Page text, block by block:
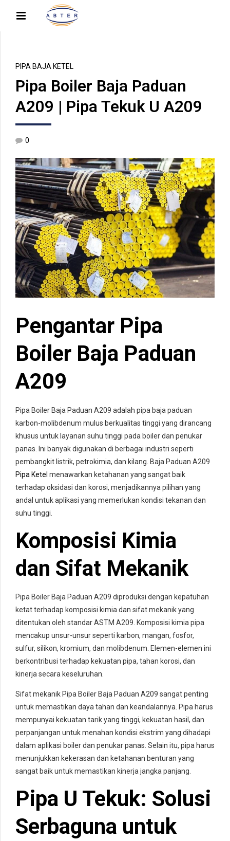
PIPA BAJA KETEL
Pipa Boiler Baja Paduan
A209 | Pipa Tekuk U A209
0
Pengantar Pipa
Boiler Baja Paduan
A209
Pipa Boiler Baja Paduan A209 adalah pipa baja paduan
karbon-molibdenum mulus berkualitas tinggi yang dirancang
khusus untuk layanan suhu tinggi pada boiler dan penukar
panas. Ini banyak digunakan di berbagai industri seperti
pembangkit listrik, petrokimia, dan kilang. Baja Paduan A209
Pipa Ketel menawarkan ketahanan yang sangat baik
terhadap oksidasi dan korosi, menjadikannya pilihan yang
andal untuk aplikasi yang memerlukan kondisi tekanan dan
suhu tinggi.
Komposisi Kimia
dan Sifat Mekanik
Pipa Boiler Baja Paduan A209 diproduksi dengan kepatuhan
ketat terhadap komposisi kimia dan sifat mekanik yang
ditentukan oleh standar ASTM A209. Komposisi kimia pipa
mencakup unsur-unsur seperti karbon, mangan, fosfor,
sulfur, silikon, kromium, dan molibdenum. Elemen-elemen ini
berkontribusi terhadap kekuatan pipa, tahan korosi, dan
kinerja secara keseluruhan.
Sifat mekanik Pipa Boiler Baja Paduan A209 sangat penting
untuk memastikan daya tahan dan keandalannya. Pipa harus
mempunyai kekuatan tarik yang tinggi, kekuatan hasil, dan
perpanjangan untuk menahan kondisi ekstrim yang dihadapi
dalam aplikasi boiler dan penukar panas. Selain itu, pipa harus
menunjukkan kekerasan dan ketahanan benturan yang
sangat baik untuk memastikan kinerja jangka panjang.
Pipa U Tekuk: Solusi
Serbaguna untuk